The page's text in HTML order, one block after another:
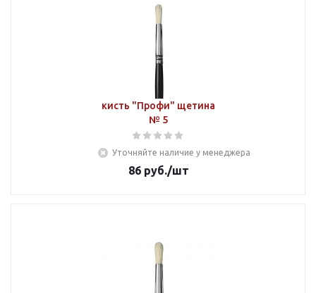
кисть "Профи" щетина
№ 5
Уточняйте наличие у менеджера
86руб./шт